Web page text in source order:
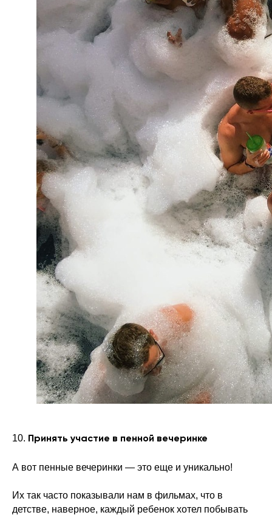
10. Принять участие в пенной вечеринке
А вот пенные вечеринки — это еще и уникально!
Их так часто показывали нам в фильмах, что в
детстве, наверное, каждый ребенок хотел побывать